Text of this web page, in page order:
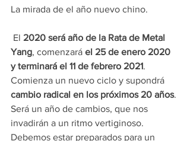
La mirada de el año nuevo chino.
El 2020 será año de la Rata de Metal
Yang, comenzará el 25 de enero 2020
y terminará el 11 de febrero 2021.
Comienza un nuevo ciclo y supondrá
cambio radical en los próximos 20 años.
Será un año de cambios, que nos
invadirán a un ritmo vertiginoso.
Debemos estar preparados para un